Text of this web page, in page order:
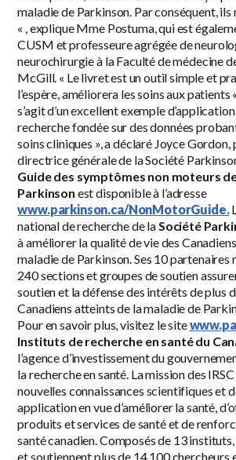
maladie de Parkinson. Par conséquent, ils
« , explique Mme Postuma, qui est
CUSM et professeure agrégée de
neurochirurgie à la Faculté de médecine
McGill. « Le livret est un outil simple et
l’espère, améliorera les soins aux patients
s’agit d’un excellent exemple
recherche fondée sur des données
soins cliniques », a déclaré Joyce Gordon,
directrice générale de la Société
Guide des symptômes non moteurs
Parkinson est disponible à l’adresse
www.parkinson.ca/NonMotorGuide.
national de recherche de laSociété
à améliorer la qualité de vie des
maladie de Parkinson. Ses 10 partenaires
240 sections et groupes de soutien
soutien et la défense des intérêts de plus
Canadiens atteints de la maladie de
Pour en savoir plus, visitez le site
Instituts de recherche en santé du
l’agence d’investissement du
la recherche en santé. La mission des
nouvelles connaissances scientifiques et
application en vue d’améliorer la santé,
produits et services de santé et de
santé canadien. Composés de 13
et soutiennent plus de 14 100 chercheurs